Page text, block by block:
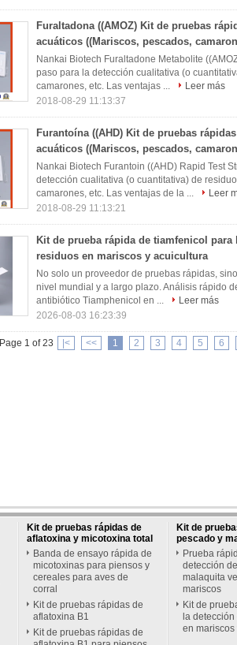
Furaltadona ((AMOZ) Kit de pruebas
acuáticos ((Mariscos, pescados,
Nankai Biotech Furaltadone Metabolite
paso para la detección cualitativa (o
camarones, etc. Las ventajas ...
Leer más
2018-08-29 11:13:37
Furantoína ((AHD) Kit de pruebas
acuáticos ((Mariscos, pescados,
Nankai Biotech Furantoin ((AHD) Rapid Test
detección cualitativa (o cuantitativa) de
camarones, etc. Las ventajas de la ...
Leer
2018-08-29 11:13:21
Kit de prueba rápida de tiamfenicol para
residuos en mariscos y acuicultura
No solo un proveedor de pruebas rápidas,
nivel mundial y a largo plazo. Análisis rápido
antibiótico Tiamphenicol en ...
Leer más
2026-08-03 16:23:39
Page 1 of 23 |< << 1 2 3 4 5 6
Kit de pruebas rápidas de
aflatoxina y micotoxina total
Banda de ensayo rápida de
micotoxinas para piensos y
cereales para aves de
corral
Kit de pruebas rápidas de
aflatoxina B1
Kit de pruebas rápidas de
Kit de
pescado y
Prueba
detección
malaquita
mariscos
Kit de
la
en mariscos